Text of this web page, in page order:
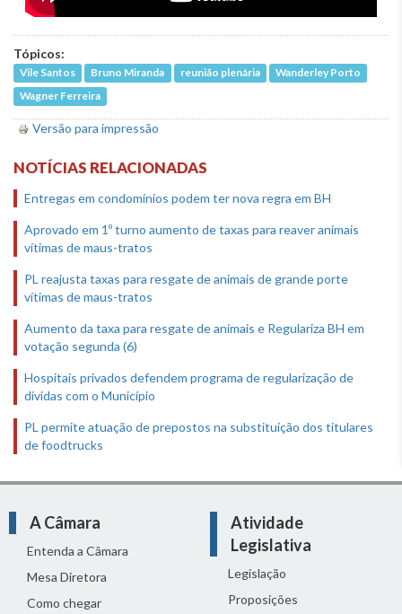
Tópicos:
Vile Santos Bruno Miranda reunião plenária
Wanderley Porto
Wagner Ferreira
Versão para impressão
NOTÍCIAS RELACIONADAS
Entregas em condomínios podem ter nova regra em BH
Aprovado em 1º turno aumento de taxas para reaver animais
vítimas de maus-tratos
PL reajusta taxas para resgate de animais de grande porte
vítimas de maus-tratos
Aumento da taxa para resgate de animais e Regulariza BH em
votação segunda (6)
Hospitais privados defendem programa de regularização de
dívidas com o Município
PL permite atuação de prepostos na substituição dos titulares
de foodtrucks
A Câmara
Entenda a Câmara
Mesa Diretora
Como chegar
Atividade
Legislativa
Legislação
Proposições